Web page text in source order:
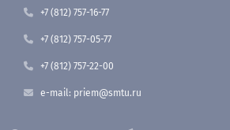
+7 (812) 757-16-77
+7 (812) 757-05-77
+7 (812) 757-22-00
e-mail: priem@smtu.ru